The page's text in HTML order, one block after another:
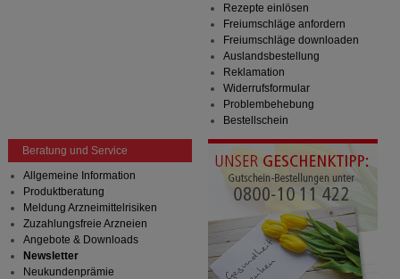
Rezepte einlösen
Freiumschläge anfordern
Freiumschläge downloaden
Auslandsbestellung
Reklamation
Widerrufsformular
Problembehebung
Bestellschein
Beratung und Service
Allgemeine Information
Produktberatung
Meldung Arzneimittelrisiken
Zuzahlungsfreie Arzneien
Angebote & Downloads
Newsletter
Neukundenprämie